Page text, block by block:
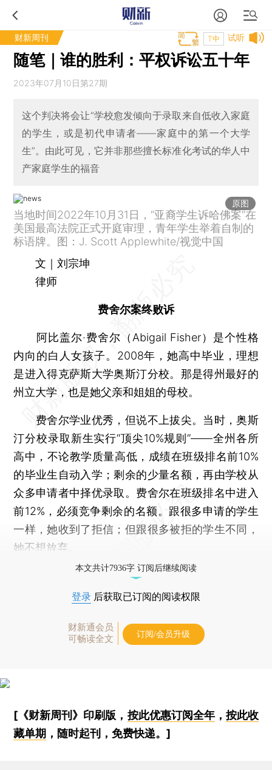
财新周刊 试听
T中
随笔｜谁的胜利：平权诉讼五十年
2023年07月10日第27期
这个判决将会让“学校愈发倾向于录取来自低收入家庭
的学生，或是初代申请者——家庭中的第一个大学
生”。由此可见，它并非那些擅长标准化考试的华人中
产家庭学生的福音
原图
当地时间2022年10月31日，“亚裔学生诉哈佛案”在
美国最高法院正式开庭审理，青年学生举着自制的
标语牌。图：J. Scott Applewhite/视觉中国
文｜刘宗坤
律师
费舍尔案终败诉
阿比盖尔·费舍尔（Abigail Fisher）是个性格
内向的白人女孩子。2008年，她高中毕业，理想
是进入得克萨斯大学奥斯汀分校。那是得州最好的
州立大学，也是她父亲和姐姐的母校。
费舍尔学业优秀，但说不上拔尖。当时，奥斯
汀分校录取新生实行“顶尖10%规则”——全州各所
高中，不论教学质量高低，成绩在班级排名前10%
的毕业生自动入学；剩余的少量名额，再由学校从
众多申请者中择优录取。费舍尔在班级排名中进入
前12%，必须竞争剩余的名额。跟很多申请的学生
一样，她收到了拒信；但跟很多被拒的学生不同，
她不想放弃。
本文共计7936字 订阅后继续阅读
登录 后获取已订阅的阅读权限
财新通会员
可畅读全文
订阅/会员升级
[《财新周刊》印刷版， 按此优惠订阅全年， 按此收
藏单期 ，随时起刊，免费快递。]